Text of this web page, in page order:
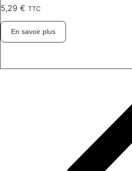
5,29 € TTC
En savoir plus